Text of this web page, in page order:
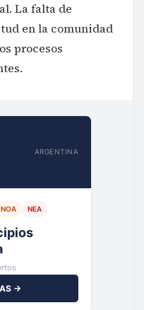
La falta de
en la comunidad
procesos
ARGENTINA
NOA NEA
→